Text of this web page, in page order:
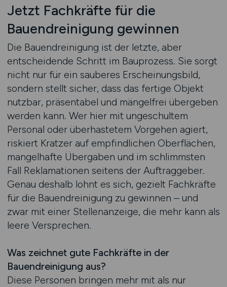
Jetzt Fachkräfte für die
Bauendreinigung gewinnen
Die Bauendreinigung ist der letzte, aber
entscheidende Schritt im Bauprozess. Sie sorgt
nicht nur für ein sauberes Erscheinungsbild,
sondern stellt sicher, dass das fertige Objekt
nutzbar, präsentabel und mängelfrei übergeben
werden kann. Wer hier mit ungeschultem
Personal oder überhastetem Vorgehen agiert,
riskiert Kratzer auf empfindlichen Oberflächen,
mangelhafte Übergaben und im schlimmsten
Fall Reklamationen seitens der Auftraggeber.
Genau deshalb lohnt es sich, gezielt Fachkräfte
für die Bauendreinigung zu gewinnen – und
zwar mit einer Stellenanzeige, die mehr kann als
leere Versprechen.
Was zeichnet gute Fachkräfte in der
Bauendreinigung aus?
Diese Personen bringen mehr mit als nur